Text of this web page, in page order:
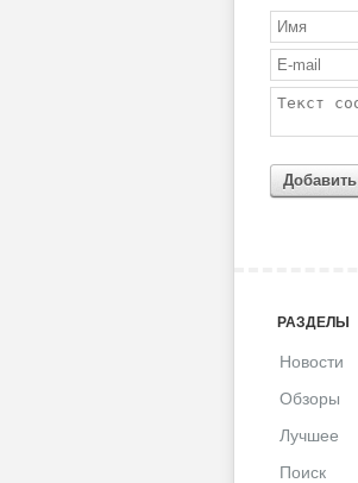
Добавить
РАЗДЕЛЫ
Новости
Обзоры
Лучшее
Поиск